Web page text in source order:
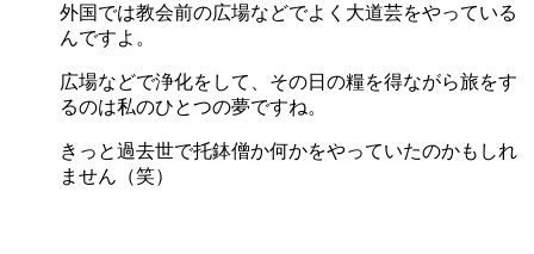
外国では教会前の広場などでよく大道芸をやっている
んですよ。
広場などで浄化をして、その日の糧を得ながら旅をす
るのは私のひとつの夢ですね。
きっと過去世で托鉢僧か何かをやっていたのかもしれ
ません（笑）